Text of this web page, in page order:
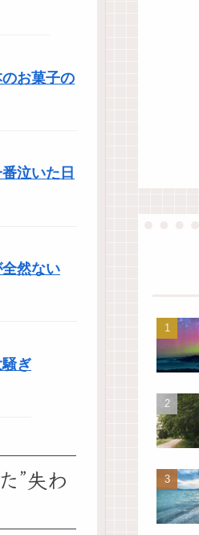
お菓子の
泣いた日
然ない
ぎ
”失わ